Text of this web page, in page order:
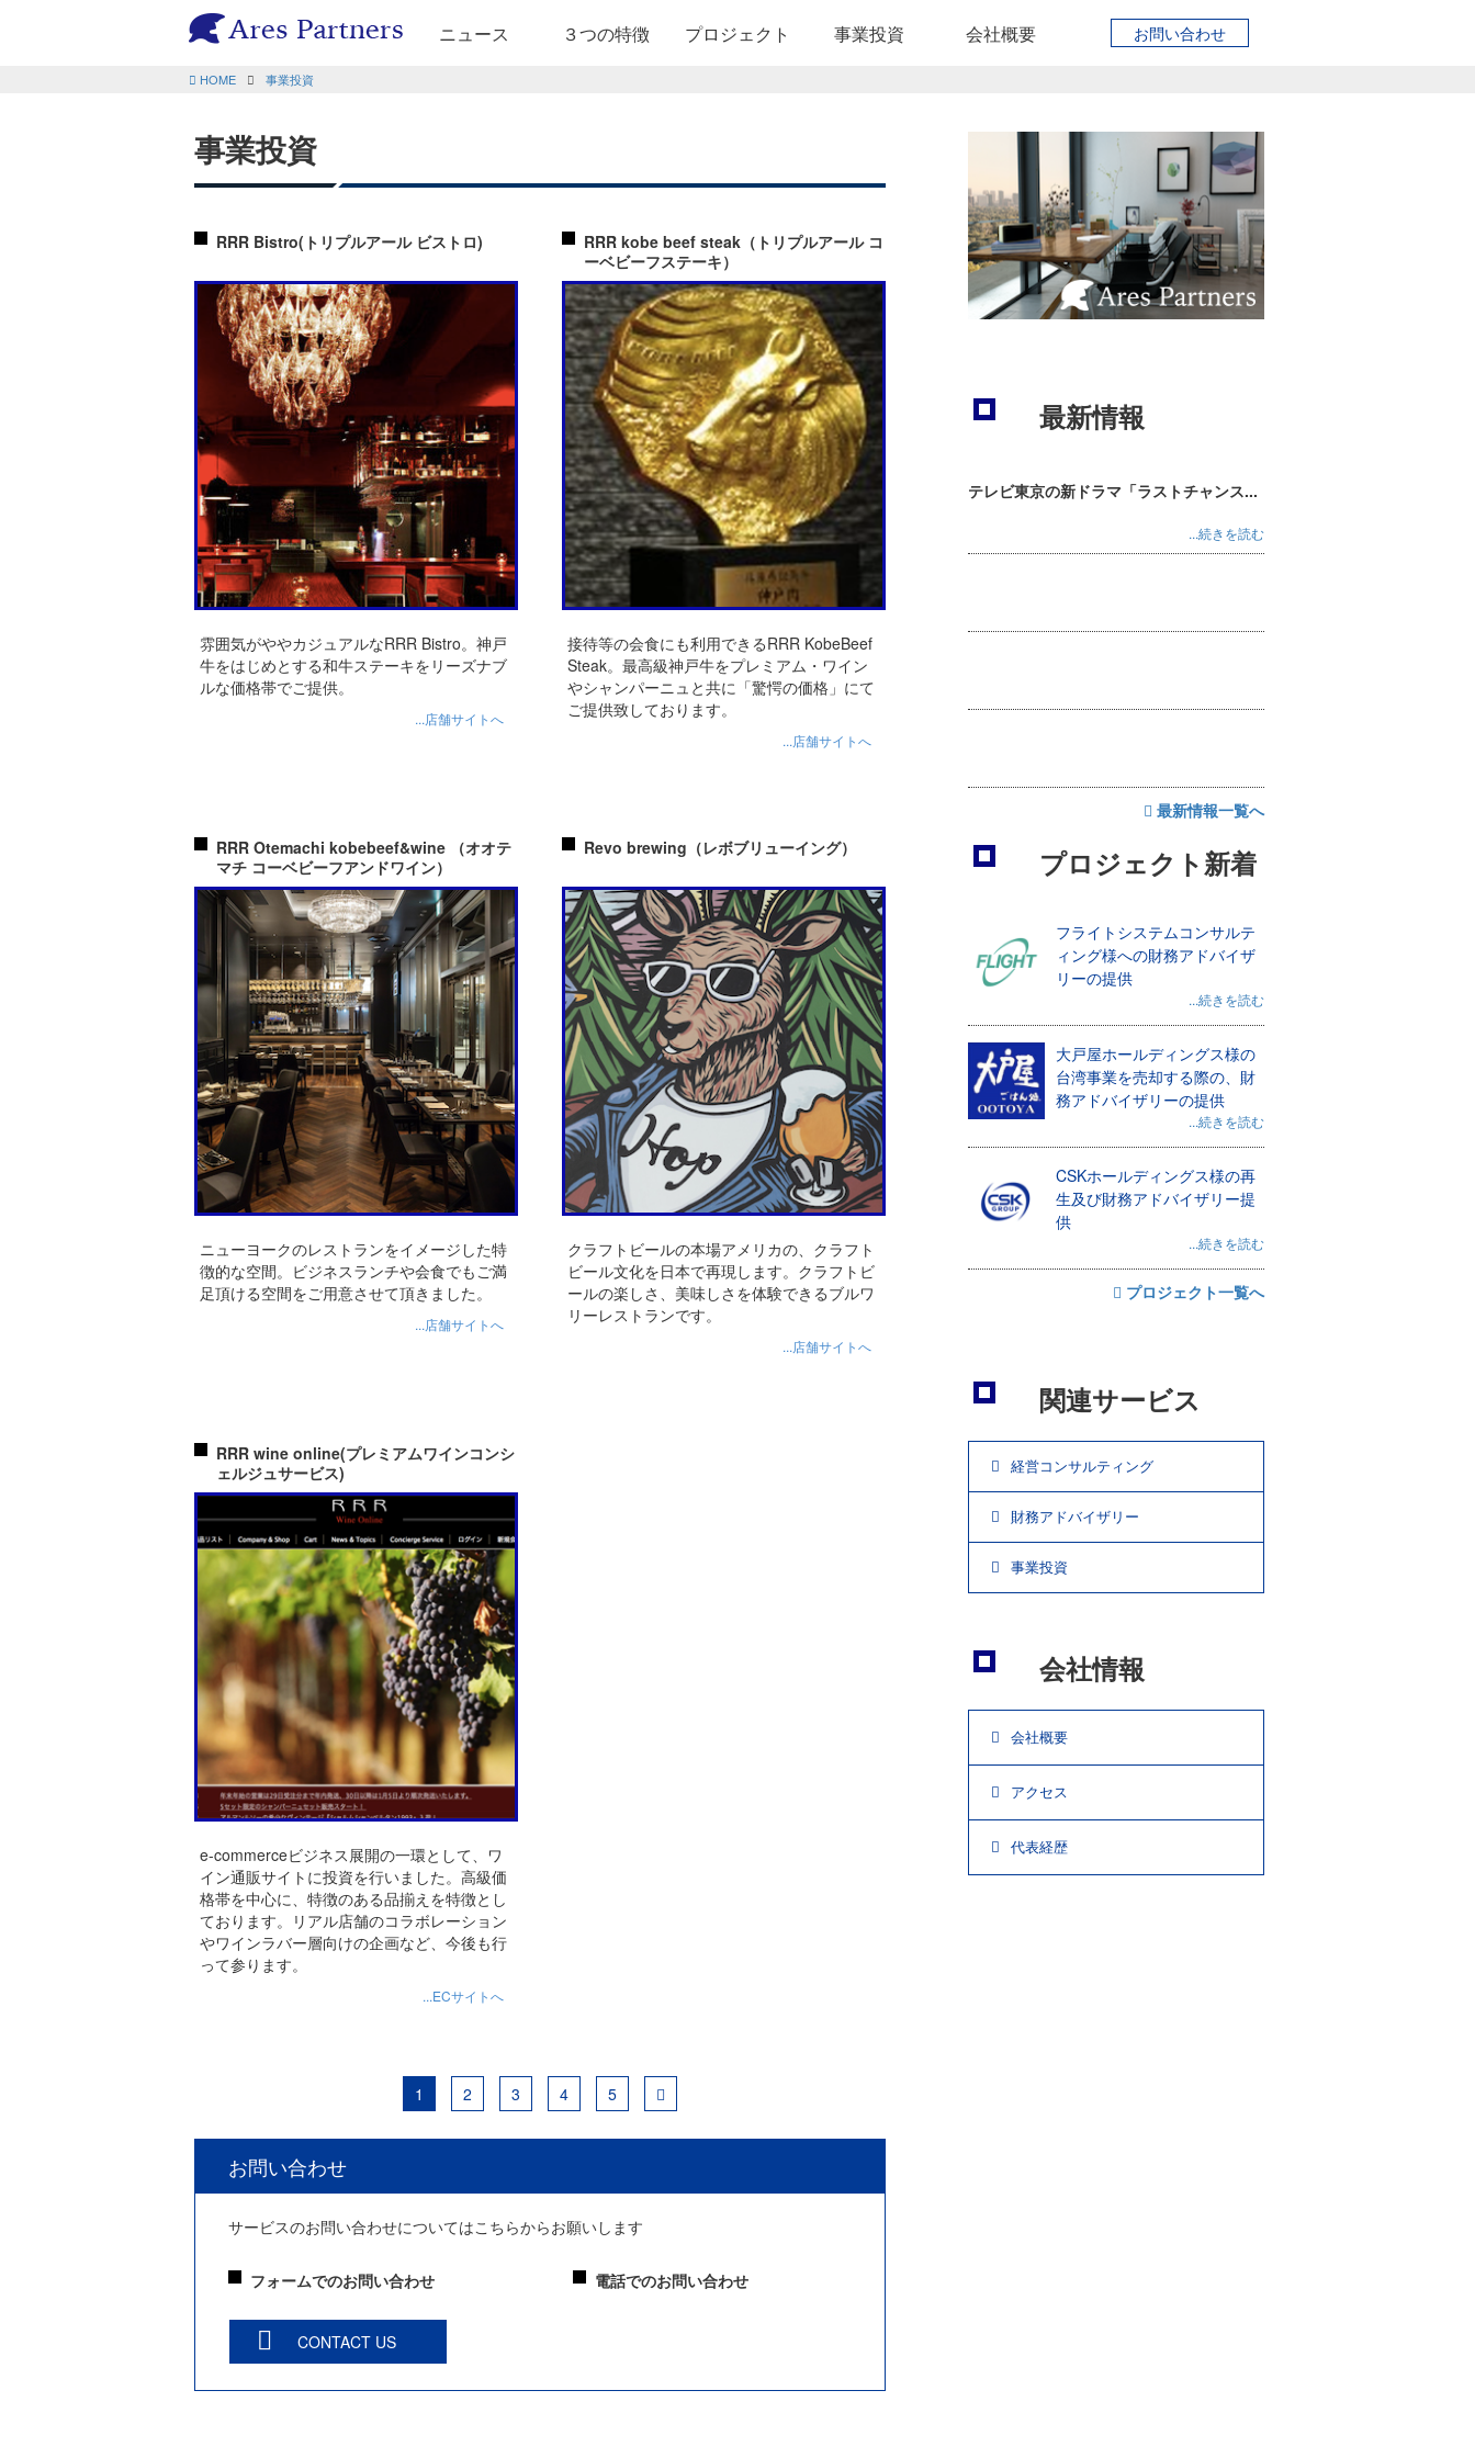
ニュース ３つの特徴 プロジェクト 事業投資 会社概要 お問い合わせ
HOME 事業投資
事業投資
RRR Bistro(トリプルアール ビストロ)
雰囲気がややカジュアルなRRR Bistro。神戸
牛をはじめとする和牛ステーキをリーズナブ
ルな価格帯でご提供。
...店舗サイトへ
RRR kobe beef steak（トリプルアール コ
ーベビーフステーキ）
接待等の会食にも利用できるRRR KobeBeef
Steak。最高級神戸牛をプレミアム・ワイン
やシャンパーニュと共に「驚愕の価格」にて
ご提供致しております。
...店舗サイトへ
RRR Otemachi kobebeef&wine （オオテ
マチ コーベビーフアンドワイン）
ニューヨークのレストランをイメージした特
徴的な空間。ビジネスランチや会食でもご満
足頂ける空間をご用意させて頂きました。
...店舗サイトへ
Revo brewing（レボブリューイング）
クラフトビールの本場アメリカの、クラフト
ビール文化を日本で再現します。クラフトビ
ールの楽しさ、美味しさを体験できるブルワ
リーレストランです。
...店舗サイトへ
RRR wine online(プレミアムワインコンシ
ェルジュサービス)
e-commerceビジネス展開の一環として、ワ
イン通販サイトに投資を行いました。高級価
格帯を中心に、特徴のある品揃えを特徴とし
ております。リアル店舗のコラボレーション
やワインラバー層向けの企画など、今後も行
って参ります。
...ECサイトへ
1 2 3 4 5
お問い合わせ
サービスのお問い合わせについてはこちらからお願いします
フォームでのお問い合わせ
CONTACT US
電話でのお問い合わせ
最新情報
テレビ東京の新ドラマ「ラストチャンス...
...続きを読む
最新情報一覧へ
プロジェクト新着
フライトシステムコンサルテ
ィング様への財務アドバイザ
リーの提供
...続きを読む
大戸屋ホールディングス様の
台湾事業を売却する際の、財
務アドバイザリーの提供
...続きを読む
CSKホールディングス様の再
生及び財務アドバイザリー提
供
...続きを読む
プロジェクト一覧へ
関連サービス
経営コンサルティング
財務アドバイザリー
事業投資
会社情報
会社概要
アクセス
代表経歴